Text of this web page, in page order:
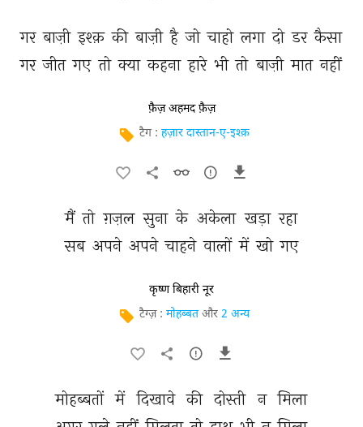
गर बाज़ी इश्क़ की बाज़ी है जो चाहो लगा दो डर कैसा
गर जीत गए तो क्या कहना हारे भी तो बाज़ी मात नहीं
फ़ैज़ अहमद फ़ैज़
टैग : हज़ार दास्तान-ए-इश्क़
मैं तो ग़ज़ल सुना के अकेला खड़ा रहा
सब अपने अपने चाहने वालों में खो गए
कृष्ण बिहारी नूर
टैग्ज़ : मोहब्बत और 2 अन्य
मोहब्बतों में दिखावे की दोस्ती न मिला